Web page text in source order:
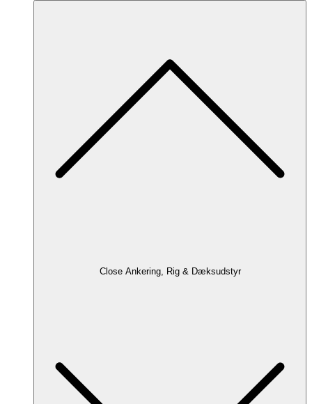
Close Ankering, Rig & Dæksudstyr